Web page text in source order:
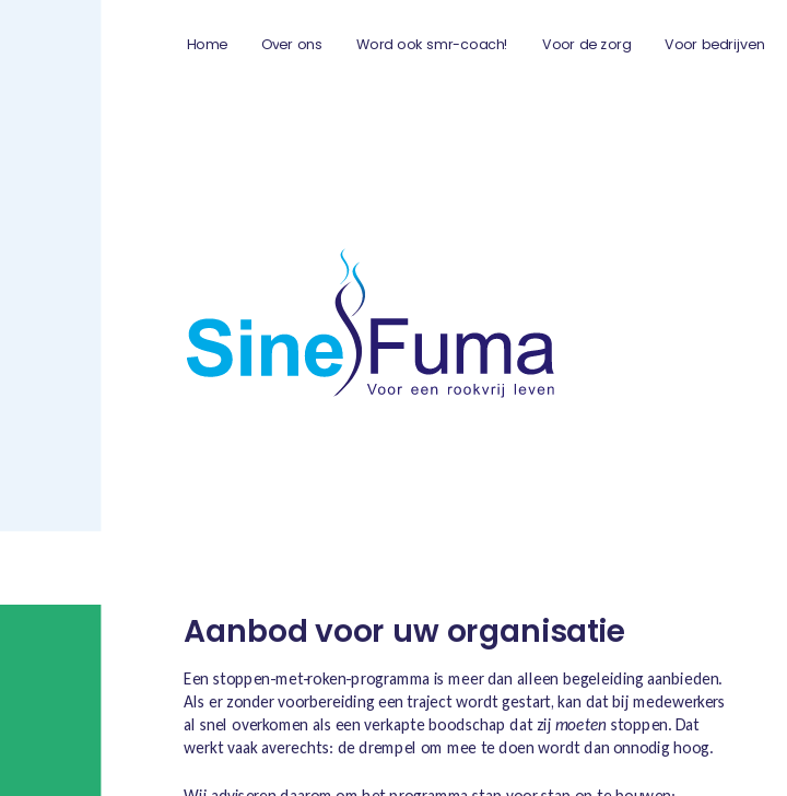
Home Over ons Word ook smr-coach! Voor de zorg Voor bedrijven
Aanbod voor uw organisatie
Een stoppen-met-roken-programma is meer dan alleen begeleiding aanbieden.
Als er zonder voorbereiding een traject wordt gestart, kan dat bij medewerkers
al snel overkomen als een verkapte boodschap dat zij moeten stoppen. Dat
werkt vaak averechts: de drempel om mee te doen wordt dan onnodig hoog.